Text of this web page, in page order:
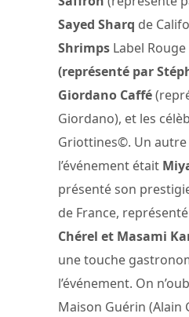
Sayed Sharq de
Shrimps Label Rouge
(représenté par
Giordano Caffé
Giordano), et les
Griottines©. Un
l’événement était
présenté son
de France,
Chérel et Masami
une touche
l’événement. On
Maison Guérin (Alain